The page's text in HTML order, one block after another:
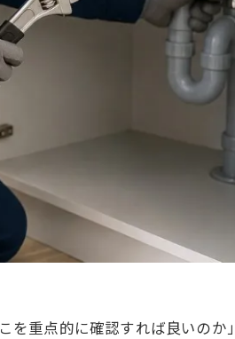
を重点的に確認すれば良いのか